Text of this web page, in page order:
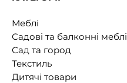
Меблі
Садові та балконні меблі
Сад та город
Текстиль
Дитячі товари